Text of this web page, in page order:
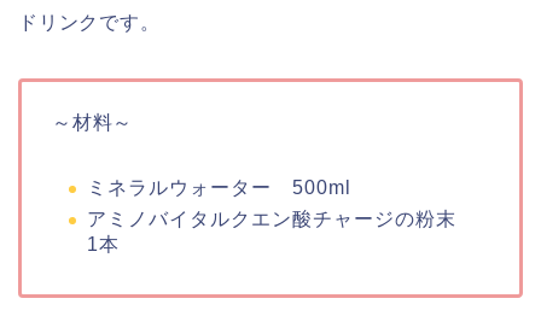
ドリンクです。
～材料～
ミネラルウォーター 500ml
アミノバイタルクエン酸チャージの粉末
1本